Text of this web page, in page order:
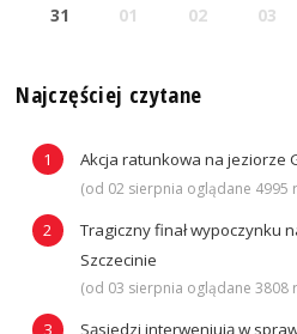
31 01 02 03
Najczęściej czytane
Akcja ratunkowa na jeziorze
(od 02 sierpnia oglądane 4995
Tragiczny finał wypoczynku
Szczecinie
(od 03 sierpnia oglądane 3808
Sąsiedzi interweniują w